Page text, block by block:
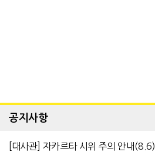
공지사항
[대사관] 자카르타 시위 주의 안내(8.6)